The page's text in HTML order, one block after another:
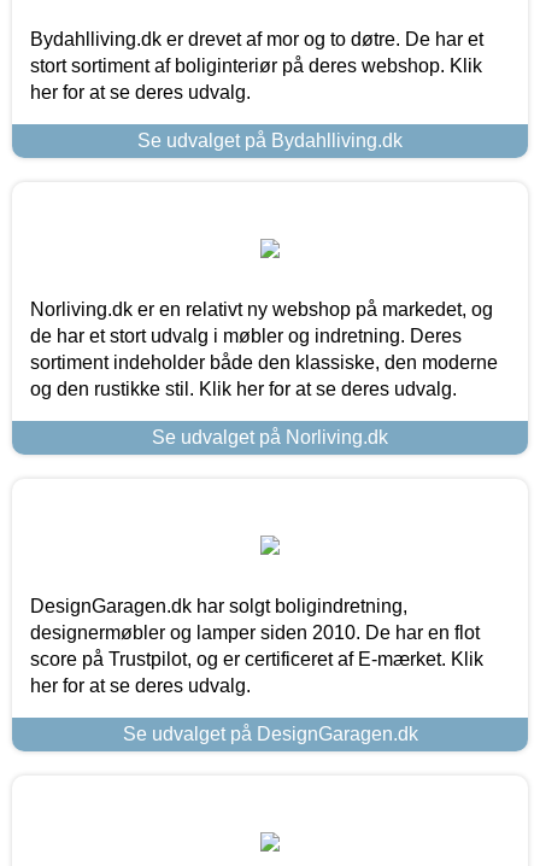
Bydahlliving.dk er drevet af mor og to døtre. De har et
stort sortiment af boliginteriør på deres webshop. Klik
her for at se deres udvalg.
Se udvalget på Bydahlliving.dk
Norliving.dk er en relativt ny webshop på markedet, og
de har et stort udvalg i møbler og indretning. Deres
sortiment indeholder både den klassiske, den moderne
og den rustikke stil. Klik her for at se deres udvalg.
Se udvalget på Norliving.dk
DesignGaragen.dk har solgt boligindretning,
designermøbler og lamper siden 2010. De har en flot
score på Trustpilot, og er certificeret af E-mærket. Klik
her for at se deres udvalg.
Se udvalget på DesignGaragen.dk